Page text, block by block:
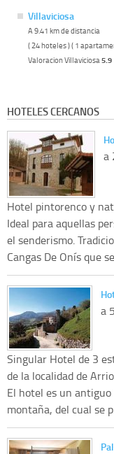
Villaviciosa
A 9.41 km de distancia
( 24 hoteles ) ( 1
Valoracion Villaviciosa 5.9
HOTELES CERCANOS
a
Hotel pintorenco y
Ideal para aquellas
el senderismo.
Cangas De Onís que
a
Singular Hotel de 3
de la localidad de
El hotel es un
montaña, del cual se